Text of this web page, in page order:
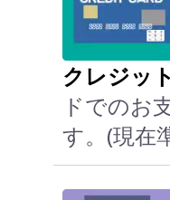
クレジッ
ドでのお
す。(現在